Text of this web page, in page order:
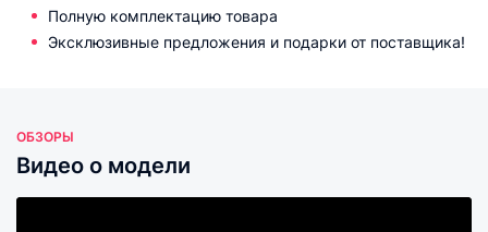
Полную комплектацию товара
Эксклюзивные предложения и подарки от поставщика!
ОБЗОРЫ
Видео о модели